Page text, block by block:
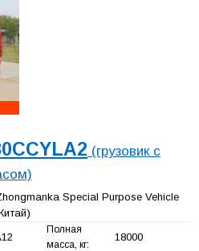
(грузовик с
Special Purpose Vehicle
Полная
масса, кг:
18000